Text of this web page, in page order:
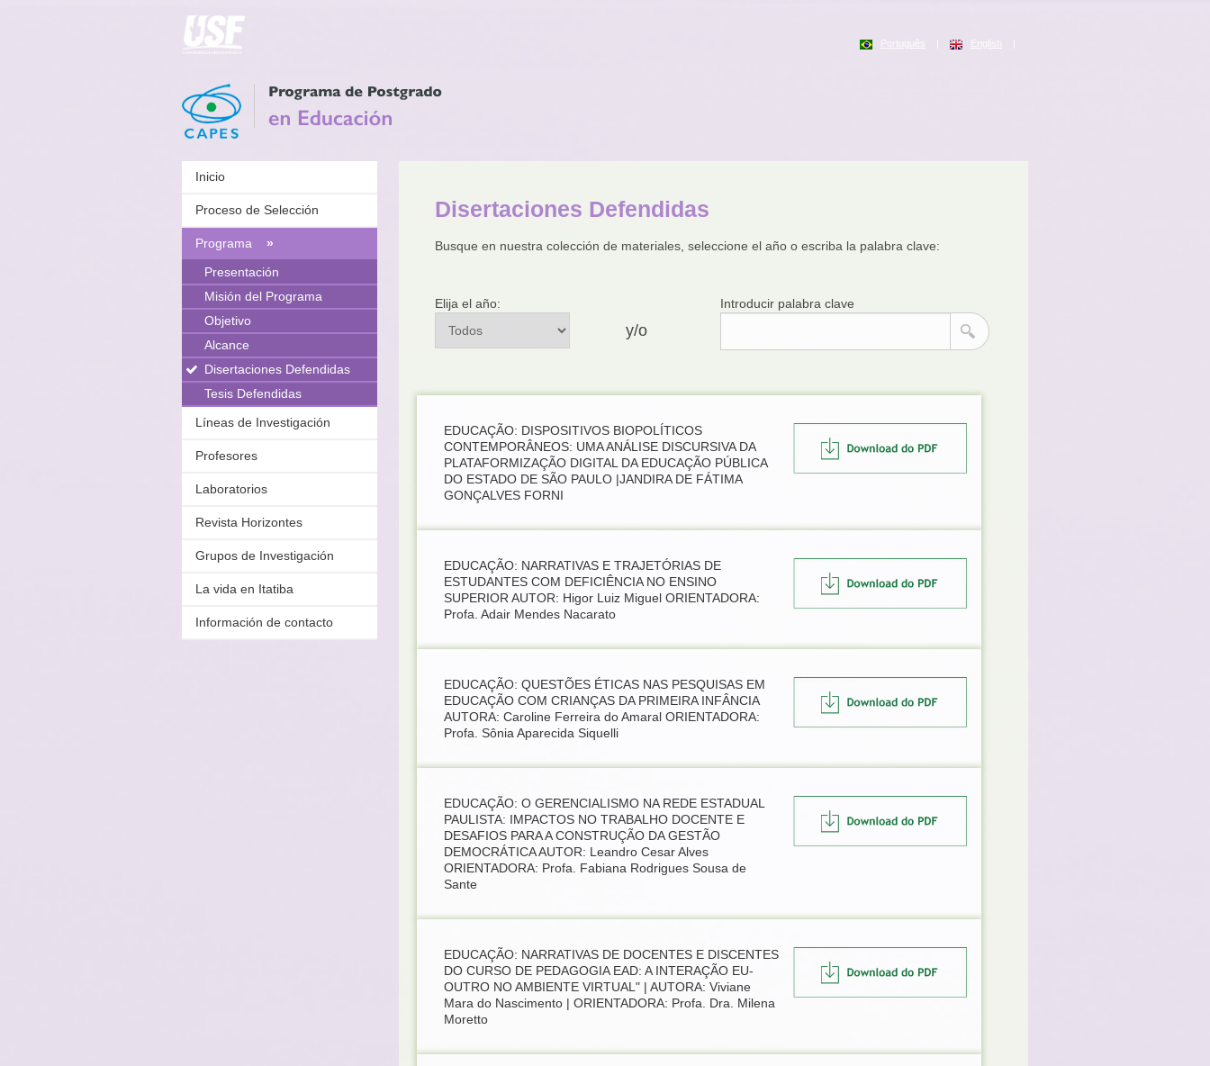
Português | English |
Inicio
Proceso de Selección
Programa
»
Presentación
Misión del Programa
Objetivo
Alcance
Disertaciones Defendidas
Tesis Defendidas
Líneas de Investigación
Profesores
Laboratorios
Revista Horizontes
Grupos de Investigación
La vida en Itatiba
Información de contacto
Disertaciones Defendidas
Busque en nuestra colección de materiales, seleccione el año o escriba la palabra clave:
Elija el año:
y/o
Introducir palabra clave
EDUCAÇÃO: DISPOSITIVOS BIOPOLÍTICOS
CONTEMPORÂNEOS: UMA ANÁLISE DISCURSIVA DA
PLATAFORMIZAÇÃO DIGITAL DA EDUCAÇÃO PÚBLICA
DO ESTADO DE SÃO PAULO |JANDIRA DE FÁTIMA
GONÇALVES FORNI
EDUCAÇÃO: NARRATIVAS E TRAJETÓRIAS DE
ESTUDANTES COM DEFICIÊNCIA NO ENSINO
SUPERIOR AUTOR: Higor Luiz Miguel ORIENTADORA:
Profa. Adair Mendes Nacarato
EDUCAÇÃO: QUESTÕES ÉTICAS NAS PESQUISAS EM
EDUCAÇÃO COM CRIANÇAS DA PRIMEIRA INFÂNCIA
AUTORA: Caroline Ferreira do Amaral ORIENTADORA:
Profa. Sônia Aparecida Siquelli
EDUCAÇÃO: O GERENCIALISMO NA REDE ESTADUAL
PAULISTA: IMPACTOS NO TRABALHO DOCENTE E
DESAFIOS PARA A CONSTRUÇÃO DA GESTÃO
DEMOCRÁTICA AUTOR: Leandro Cesar Alves
ORIENTADORA: Profa. Fabiana Rodrigues Sousa de
Sante
EDUCAÇÃO: NARRATIVAS DE DOCENTES E DISCENTES
DO CURSO DE PEDAGOGIA EAD: A INTERAÇÃO EU-
OUTRO NO AMBIENTE VIRTUAL" | AUTORA: Viviane
Mara do Nascimento | ORIENTADORA: Profa. Dra. Milena
Moretto